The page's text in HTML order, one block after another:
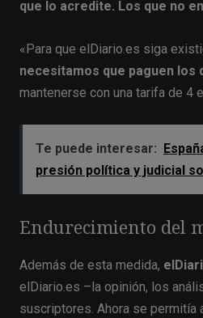
que lo acredite. Los que no
«Para que elDiario.es siga
necesitamos que paguen los
mantenerse con una tarifa de 4
Te puede interesar:
presión política y judicial
Endurecimiento del
Además de esta medida,
elDiario.es –la opinión, los
suscriptores. Ahora se permitía